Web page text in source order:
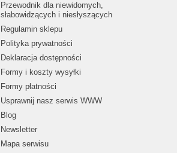
Przewodnik dla niewidomych,
słabowidzących i niesłyszących
Regulamin sklepu
Polityka prywatności
Deklaracja dostępności
Formy i koszty wysyłki
Formy płatności
Usprawnij nasz serwis WWW
Blog
Newsletter
Mapa serwisu